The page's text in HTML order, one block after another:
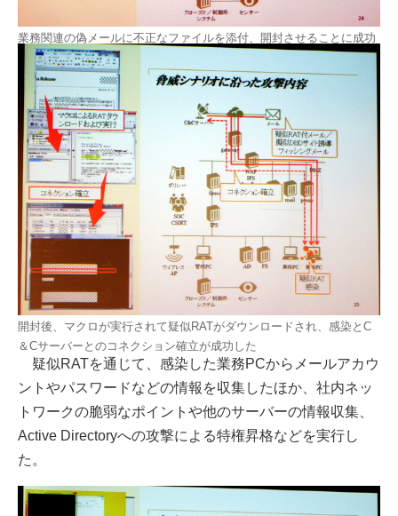
業務関連の偽メールに不正なファイルを添付、開封させることに成功
開封後、マクロが実行されて疑似RATがダウンロードされ、感染とC
＆Cサーバーとのコネクション確立が成功した
疑似RATを通じて、感染した業務PCからメールアカウ
ントやパスワードなどの情報を収集したほか、社内ネッ
トワークの脆弱なポイントや他のサーバーの情報収集、
Active Directoryへの攻撃による特権昇格などを実行し
た。